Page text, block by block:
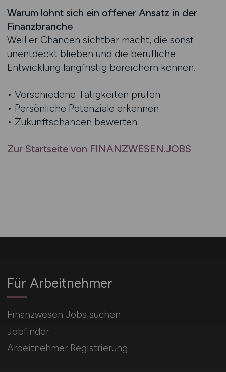
Warum lohnt sich ein offener Ansatz in der
Finanzbranche
Weil er Chancen sichtbar macht, die sonst
unentdeckt blieben und die berufliche
Entwicklung langfristig bereichern können.
• Verschiedene Tätigkeiten prüfen
• Persönliche Potenziale erkennen
• Zukunftschancen bewerten
Zur Startseite von FINANZWESEN.JOBS
Für Arbeitnehmer
Finanzwesen Jobs suchen
Jobfinder
Arbeitnehmer Registrierung